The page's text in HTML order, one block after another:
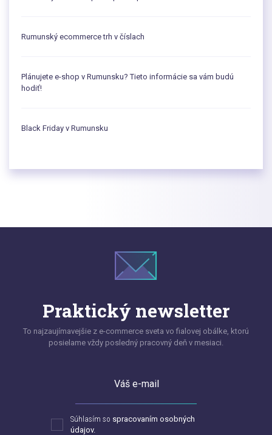
Rumunský ecommerce trh v číslach
Plánujete e-shop v Rumunsku? Tieto informácie sa vám budú
hodiť!
Black Friday v Rumunsku
Praktický newsletter
To najzaujímavejšie z e-commerce sveta vo fialovej obálke, ktorú
posielame vždy posledný pracovný deň v mesiaci.
Váš e-mail
Súhlasím so spracovaním osobných
údajov.